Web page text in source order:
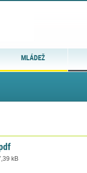
MLÁDEŽ
kB